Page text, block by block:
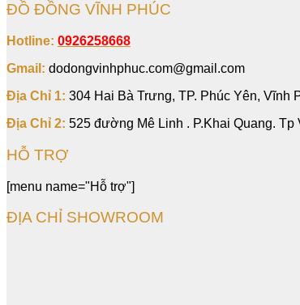
ĐỒ ĐỒNG VĨNH PHÚC
Hotline: 0926258668
Gmail: dodongvinhphuc.com@gmail.com
Địa Chỉ 1: 304 Hai Bà Trưng, TP. Phúc Yên, Vĩnh
Địa Chỉ 2: 525 đường Mê Linh . P.Khai Quang. Tp
HỖ TRỢ
[menu name="Hỗ trợ"]
ĐỊA CHỈ SHOWROOM